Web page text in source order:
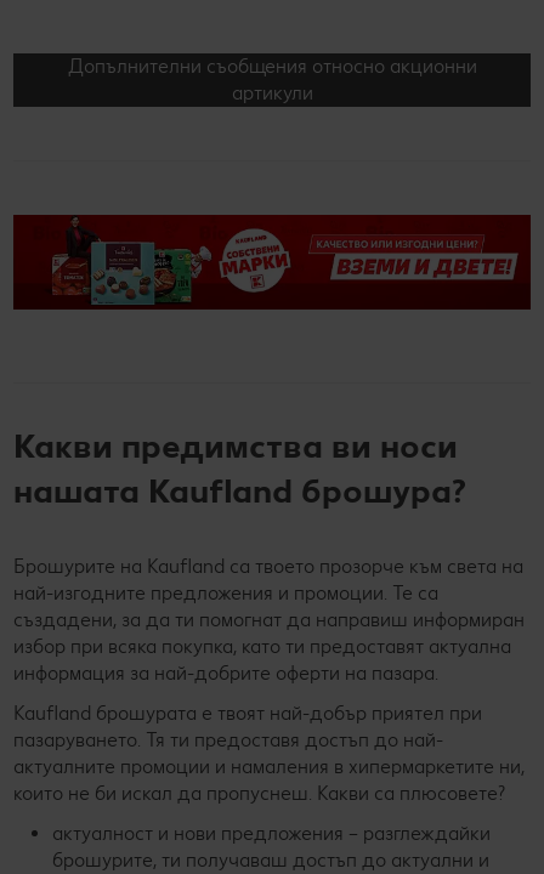
Допълнителни съобщения относно акционни
артикули
Какви предимства ви носи
нашата Kaufland брошура?
Брошурите на Kaufland са твоето прозорче към света на
най-изгодните предложения и промоции. Те са
създадени, за да ти помогнат да направиш информиран
избор при всяка покупка, като ти предоставят актуална
информация за най-добрите оферти на пазара.
Kaufland брошурата е твоят най-добър приятел при
пазаруването. Тя ти предоставя достъп до най-
актуалните промоции и намаления в хипермаркетите ни,
които не би искал да пропуснеш. Какви са плюсовете?
актуалност и нови предложения – разглеждайки
брошурите, ти получаваш достъп до актуални и